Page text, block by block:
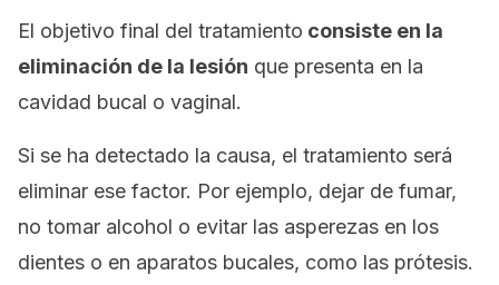
El objetivo final del tratamiento consiste en la
eliminación de la lesión que presenta en la
cavidad bucal o vaginal.
Si se ha detectado la causa, el tratamiento será
eliminar ese factor. Por ejemplo, dejar de fumar,
no tomar alcohol o evitar las asperezas en los
dientes o en aparatos bucales, como las prótesis.